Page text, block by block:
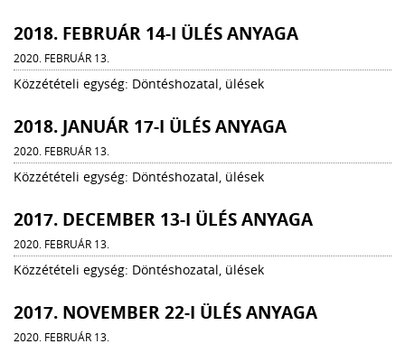
2018. FEBRUÁR 14-I ÜLÉS ANYAGA
2020. FEBRUÁR 13.
Közzétételi egység: Döntéshozatal, ülések
2018. JANUÁR 17-I ÜLÉS ANYAGA
2020. FEBRUÁR 13.
Közzétételi egység: Döntéshozatal, ülések
2017. DECEMBER 13-I ÜLÉS ANYAGA
2020. FEBRUÁR 13.
Közzétételi egység: Döntéshozatal, ülések
2017. NOVEMBER 22-I ÜLÉS ANYAGA
2020. FEBRUÁR 13.